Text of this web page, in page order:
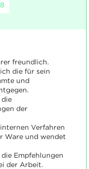
freundlich.
die für sein
und
der
Verfahren
Ware und wendet
Empfehlungen
der Arbeit.